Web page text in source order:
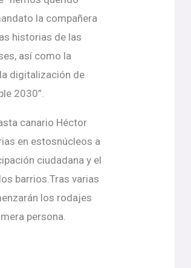
la compañera
historias de las
así como la
digitalización de
2030”.
canario Héctor
en estosnúcleos a
ciudadana y el
barrios.Tras varias
los rodajes
persona.